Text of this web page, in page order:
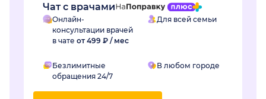
Чат с врачами
Онлайн-
консультации врачей
в чате от 499 ₽ / мес
Для всей семьи
Безлимитные
обращения 24/7
В любом городе